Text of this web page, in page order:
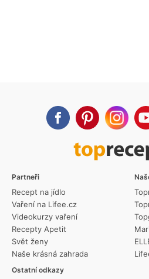
Partneři
Recept na jídlo
Vaření na Lifee.cz
Videokurzy vaření
Recepty Apetit
Svět ženy
Naše krásná zahrada
Ostatní odkazy